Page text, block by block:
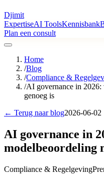
Djimit
ExpertiseAI ToolsKennisbank
Plan een consult
Home
/Blog
/Compliance &
/AI governance in 2026:
genoeg is
← Terug naar blog2026-06-02
AI governance in
modelbeoordeling
Compliance & Regelgeving